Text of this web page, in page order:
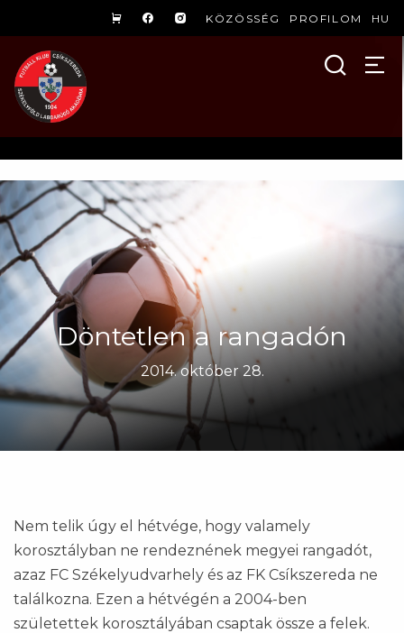
KÖZÖSSÉG PROFILOM HU
Döntetlen a rangadón
2014. október 28.
Nem telik úgy el hétvége, hogy valamely
korosztályban ne rendeznének megyei rangadót,
azaz FC Székelyudvarhely és az FK Csíkszereda ne
találkozna. Ezen a hétvégén a 2004-ben
születettek korosztályában csaptak össze a felek.